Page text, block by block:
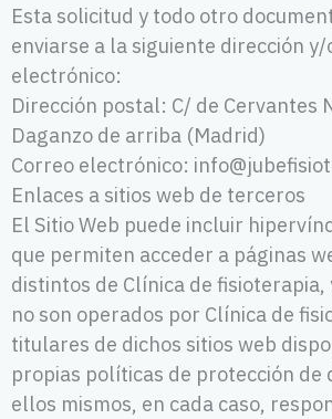
Esta solicitud y todo otro
enviarse a la siguiente dirección
electrónico:
Dirección postal: C/ de Cervantes
Daganzo de arriba (Madrid)
Correo electrónico:
Enlaces a sitios web de terceros
El Sitio Web puede incluir
que permiten acceder a páginas
distintos de Clínica de
no son operados por Clínica de
titulares de dichos sitios web
propias políticas de protección de
ellos mismos, en cada caso,